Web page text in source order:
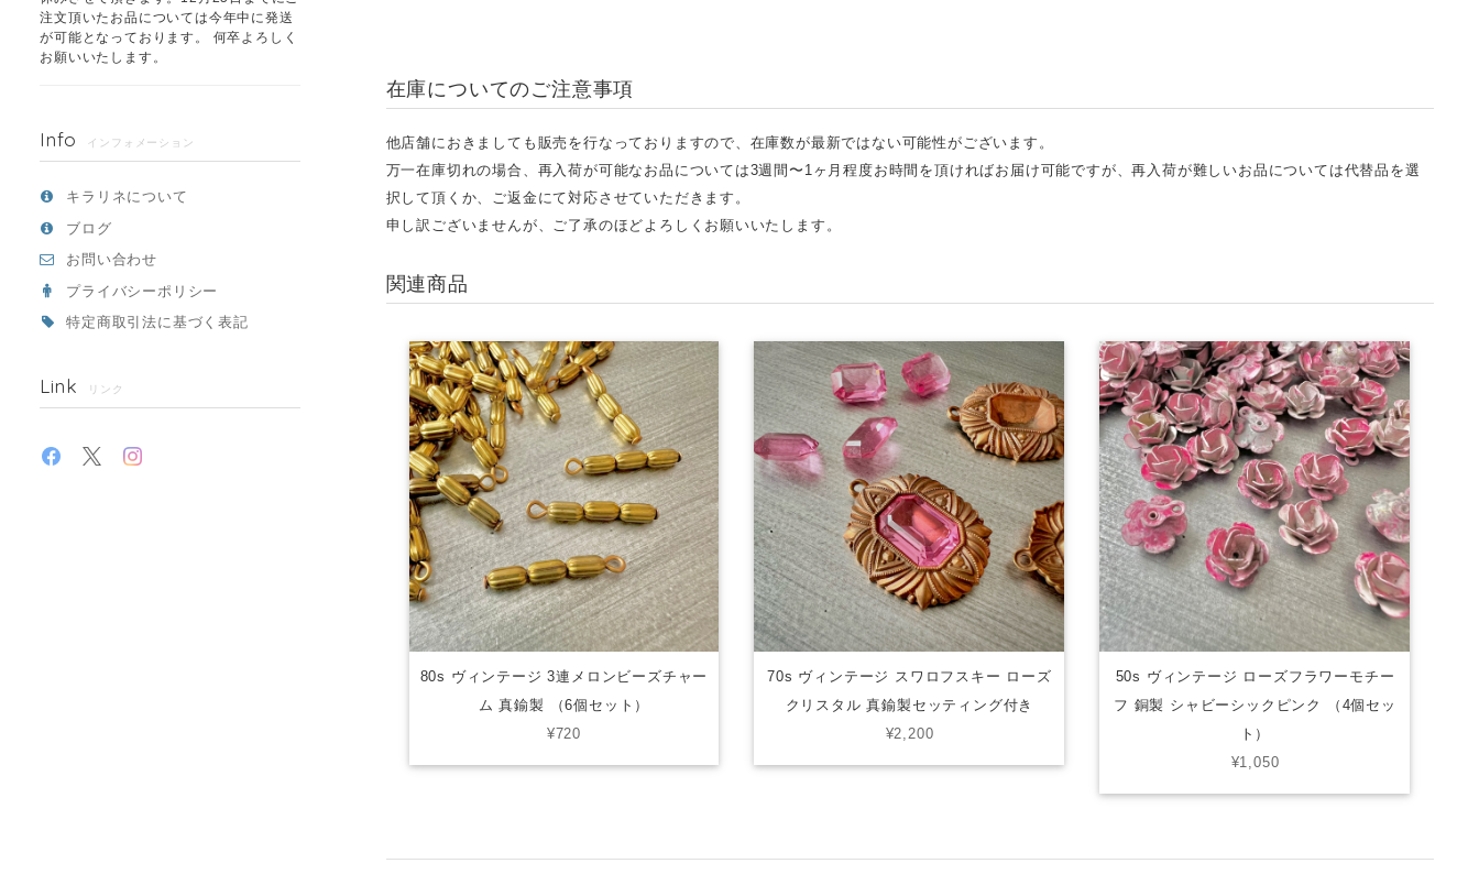
注文頂いたお品については今年中に発送
が可能となっております。 何卒よろしく
お願いいたします。
Info インフォメーション
キラリネについて
ブログ
お問い合わせ
プライバシーポリシー
特定商取引法に基づく表記
Link リンク
在庫についてのご注意事項
他店舗におきましても販売を行なっておりますので、在庫数が最新ではない可能性がございます。
万一在庫切れの場合、再入荷が可能なお品については3週間〜1ヶ月程度お時間を頂ければお届け可能ですが、再入荷が難しいお品については代替品を選
択して頂くか、ご返金にて対応させていただきます。
申し訳ございませんが、ご了承のほどよろしくお願いいたします。
関連商品
80s ヴィンテージ 3連メロンビーズチャー
ム 真鍮製 （6個セット）
¥720
70s ヴィンテージ スワロフスキー ローズ
クリスタル 真鍮製セッティング付き
¥2,200
50s ヴィンテージ ローズフラワーモチー
フ 銅製 シャビーシックピンク （4個セッ
ト）
¥1,050